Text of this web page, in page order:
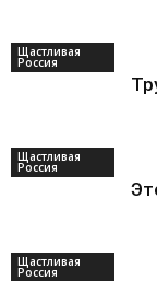
Щастливая
Россия
Щастливая
Россия
Щастливая
Россия